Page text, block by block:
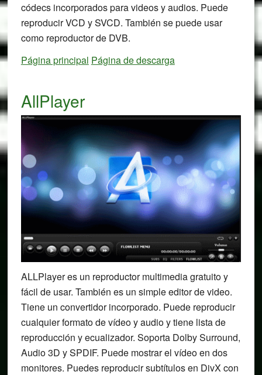
códecs incorporados para videos y audios. Puede
reproducir VCD y SVCD. También se puede usar
como reproductor de DVB.
Página principal Página de descarga
AllPlayer
ALLPlayer es un reproductor multimedia gratuito y
fácil de usar. También es un simple editor de video.
Tiene un convertidor incorporado. Puede reproducir
cualquier formato de vídeo y audio y tiene lista de
reproducción y ecualizador. Soporta Dolby Surround,
Audio 3D y SPDIF. Puede mostrar el vídeo en dos
monitores. Puedes reproducir subtítulos en DivX con